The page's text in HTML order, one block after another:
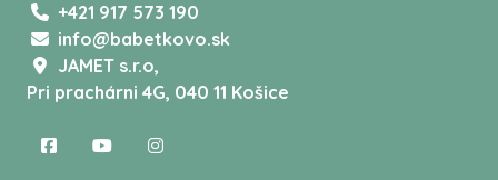
+421 917 573 190
info@babetkovo.sk
JAMET s.r.o,
Pri prachárni 4G, 040 11 Košice